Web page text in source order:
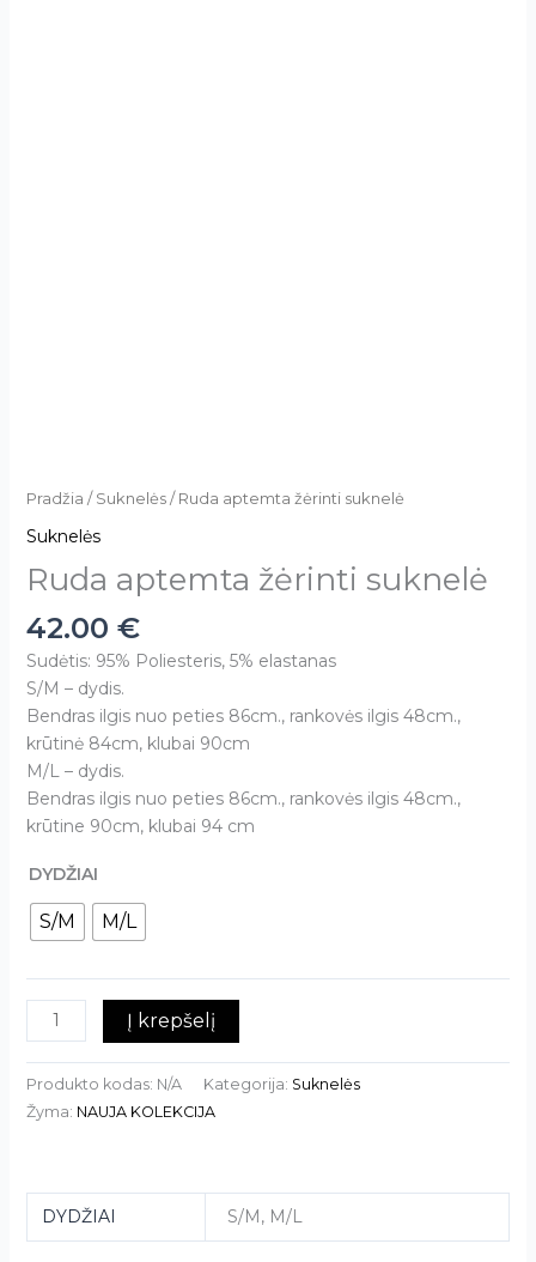
Pradžia / Suknelės/ Ruda aptemta žėrinti suknelė
Suknelės
Ruda aptemta žėrinti suknelė
42.00 €
Sudėtis: 95% Poliesteris, 5% elastanas
S/M – dydis.
Bendras ilgis nuo peties 86cm., rankovės ilgis 48cm.,
krūtinė 84cm, klubai 90cm
M/L – dydis.
Bendras ilgis nuo peties 86cm., rankovės ilgis 48cm.,
krūtine 90cm, klubai 94 cm
DYDŽIAI
S/M M/L
Į krepšelį
Produkto kodas: N/A Kategorija: Suknelės
Žyma: NAUJA KOLEKCIJA
DYDŽIAI S/M, M/L